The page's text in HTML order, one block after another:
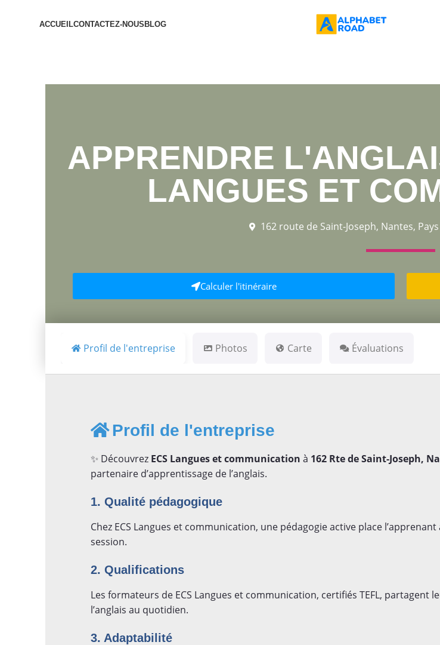
ACCUEILCONTACTEZ-NOUS BLOG
APPRENDRE
LANGUES ET
162 route de Saint-Joseph, Nantes,
Calculer l'itinéraire
Profil de l'entreprise Photos Carte Évaluations
Profil de l'entreprise
✨ Découvrez ECS Langues et communication à 162 Rte de Saint-Joseph,
partenaire d’apprentissage de l’anglais.
1. Qualité pédagogique
Chez ECS Langues et communication, une pédagogie active place
session.
2. Qualifications
Les formateurs de ECS Langues et communication, certifiés TEFL, partagent
l’anglais au quotidien.
3. Adaptabilité